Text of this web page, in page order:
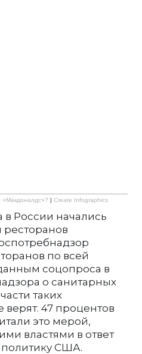
«Макдоналдс»? | Create Infographics
в России начались
по всей
соцопроса в
о санитарных
таких
47 процентов
это мерой,
властями в ответ
США.